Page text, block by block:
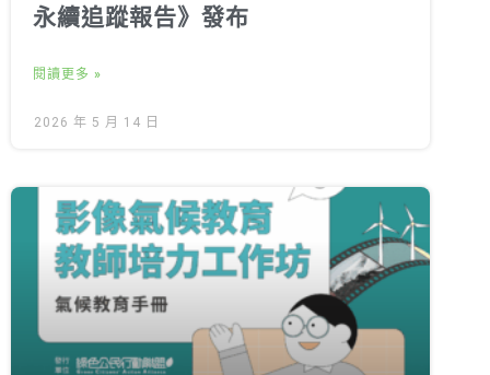
永續追蹤報告》發布
閱讀更多 »
2026 年 5 月 14 日